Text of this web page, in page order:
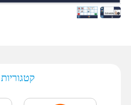
קטגוריות